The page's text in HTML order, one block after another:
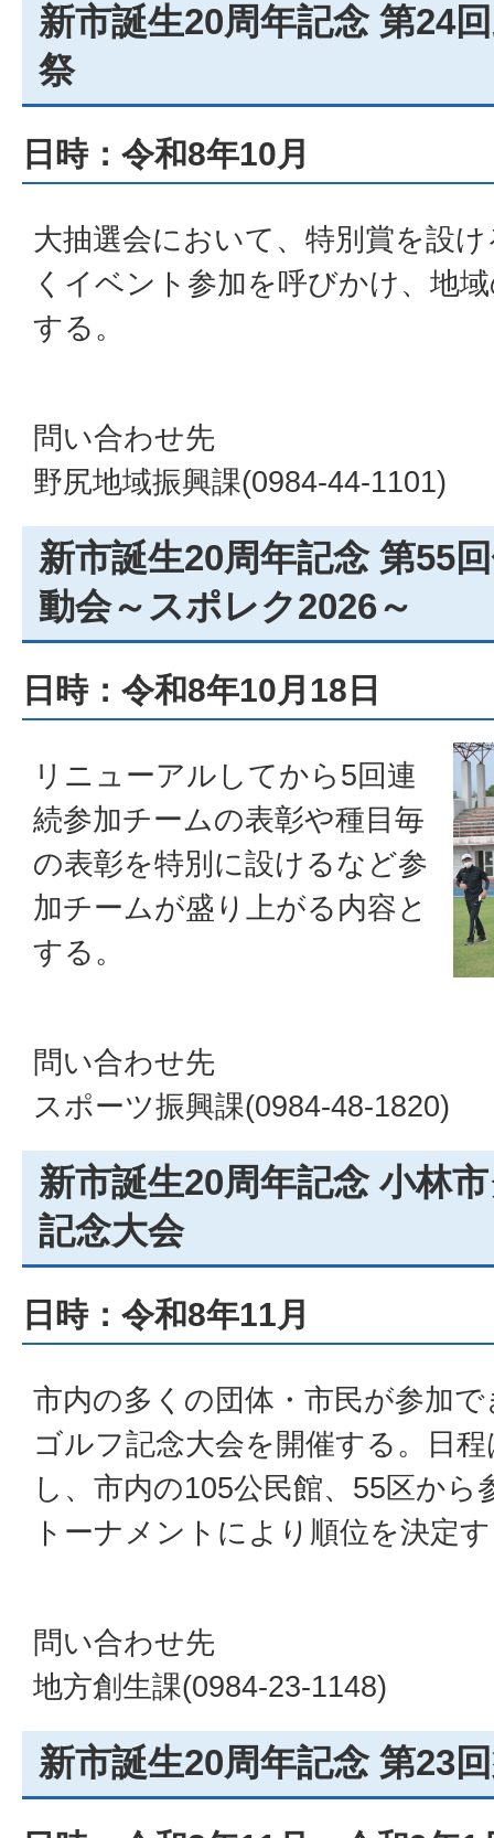
新市誕生20周年記念 第24
祭
日時：令和8年10月
大抽選会において、特別賞を設
くイベント参加を呼びかけ、地
する。
問い合わせ先
野尻地域振興課(0984-44-1101)
新市誕生20周年記念 第55
動会～スポレク2026～
日時：令和8年10月18日
リニューアルしてから5回連
続参加チームの表彰や種目毎
の表彰を特別に設けるなど参
加チームが盛り上がる内容と
する。
問い合わせ先
スポーツ振興課(0984-48-1820)
新市誕生20周年記念 小林
記念大会
日時：令和8年11月
市内の多くの団体・市民が参加
ゴルフ記念大会を開催する。日
し、市内の105公民館、55区から
トーナメントにより順位を決定
問い合わせ先
地方創生課(0984-23-1148)
新市誕生20周年記念 第23